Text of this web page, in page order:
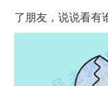
了朋友，说说看有